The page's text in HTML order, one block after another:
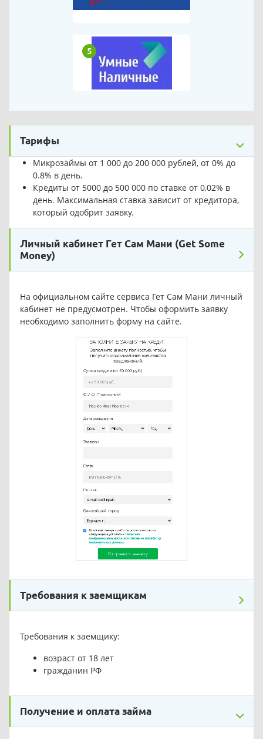
5
Тарифы
Микрозаймы от 1 000 до 200 000 рублей, от 0% до
0.8% в день.
Кредиты от 5000 до 500 000 по ставке от 0,02% в
день. Максимальная ставка зависит от кредитора,
который одобрит заявку.
Личный кабинет Гет Сам Мани (Get Some
Money)
На официальном сайте сервиса Гет Сам Мани личный
кабинет не предусмотрен. Чтобы оформить заявку
необходимо заполнить форму на сайте.
Требования к заемщикам
Требования к заемщику:
возраст от 18 лет
гражданин РФ
Получение и оплата займа